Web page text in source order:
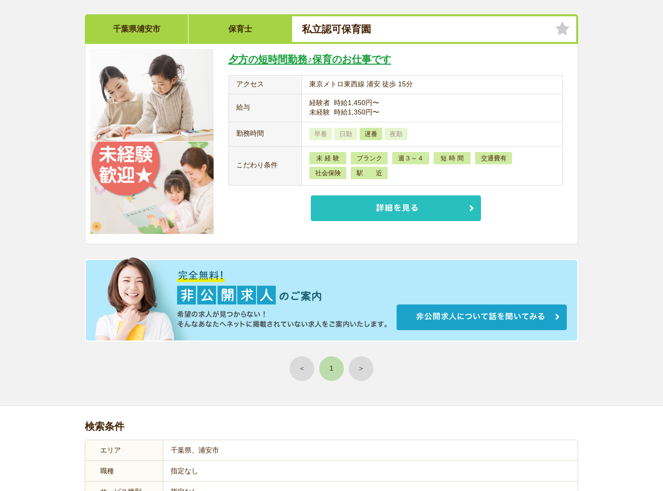
千葉県浦安市 保育士 私立認可保育園
夕方の短時間勤務♪保育のお仕事です
アクセス 東京メトロ東西線 浦安 徒歩 15分
給与
経験者 時給1,450円〜
未経験 時給1,350円〜
勤務時間 早番 日勤 遅番 夜勤
こだわり条件
未 経 験 ブランク 週３～４ 短 時 間
交通費有
社会保険
駅 近
＜ 1 ＞
検索条件
エリア 千葉県、浦安市
職種 指定なし